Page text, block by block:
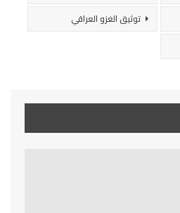
توثيق الغزو العراقي